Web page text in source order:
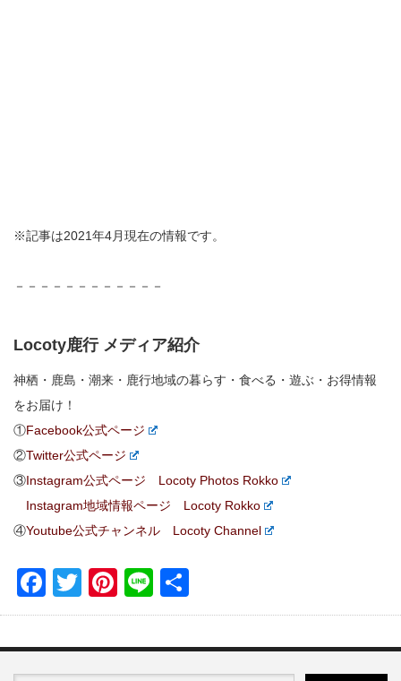
※記事は2021年4月現在の情報です。
－－－－－－－－－－－－
Locoty鹿行 メディア紹介
神栖・鹿島・潮来・鹿行地域の暮らす・食べる・遊ぶ・お得情報
をお届け！
①Facebook公式ページ
②Twitter公式ページ
③Instagram公式ページ Locoty Photos Rokko
Instagram地域情報ページ Locoty Rokko
④Youtube公式チャンネル Locoty Channel
Facebook
TwitterPinterest
Line
有